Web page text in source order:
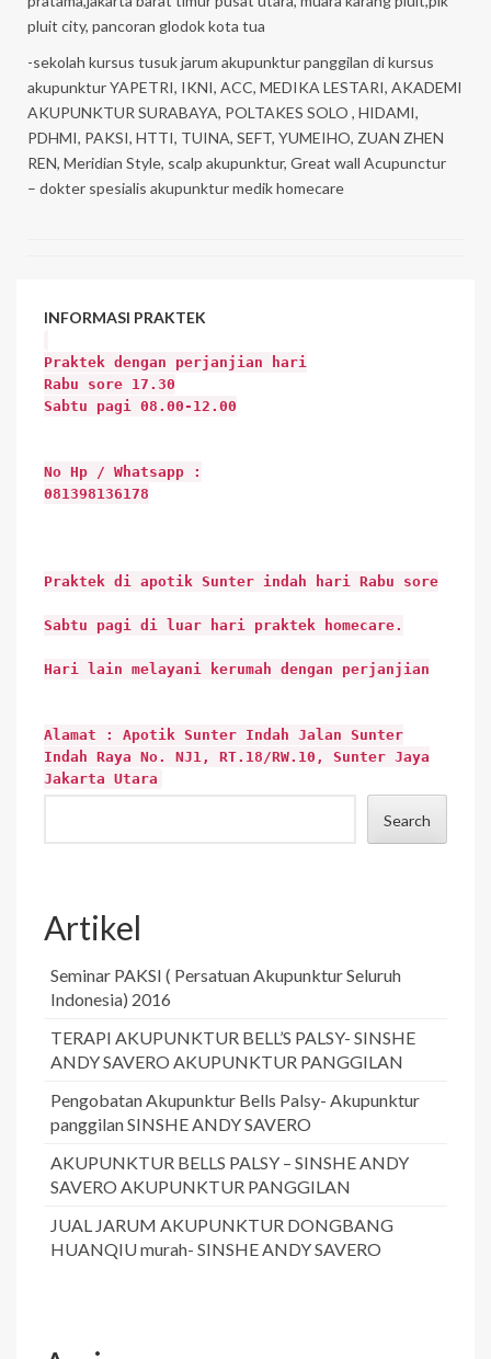
pluit city, pancoran glodok kota tua
-sekolah kursus tusuk jarum akupunktur panggilan di kursus
akupunktur YAPETRI, IKNI, ACC, MEDIKA LESTARI, AKADEMI
AKUPUNKTUR SURABAYA, POLTAKES SOLO , HIDAMI,
PDHMI, PAKSI, HTTI, TUINA, SEFT, YUMEIHO, ZUAN ZHEN
REN, Meridian Style, scalp akupunktur, Great wall Acupunctur
– dokter spesialis akupunktur medik homecare
INFORMASI PRAKTEK
Praktek dengan perjanjian hari
Rabu sore 17.30
Sabtu pagi 08.00-12.00
No Hp / Whatsapp :
081398136178
Praktek di apotik Sunter indah hari Rabu sore
Sabtu pagi di luar hari praktek homecare.
Hari lain melayani kerumah dengan perjanjian
Alamat : Apotik Sunter Indah Jalan Sunter
Indah Raya No. NJ1, RT.18/RW.10, Sunter Jaya
Jakarta Utara
Search
Artikel
Seminar PAKSI ( Persatuan Akupunktur Seluruh
Indonesia) 2016
TERAPI AKUPUNKTUR BELL’S PALSY- SINSHE
ANDY SAVERO AKUPUNKTUR PANGGILAN
Pengobatan Akupunktur Bells Palsy- Akupunktur
panggilan SINSHE ANDY SAVERO
AKUPUNKTUR BELLS PALSY – SINSHE ANDY
SAVERO AKUPUNKTUR PANGGILAN
JUAL JARUM AKUPUNKTUR DONGBANG
HUANQIU murah- SINSHE ANDY SAVERO